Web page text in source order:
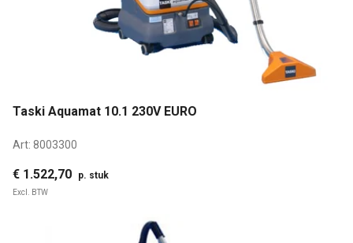
Taski Aquamat 10.1 230V EURO
Art: 8003300
€ 1.522,70 p. stuk
Excl. BTW